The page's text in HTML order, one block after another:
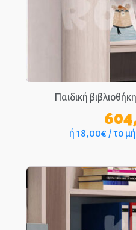
Παιδικά
ΠΑΙΔΙΚΑ
Παιδική
ή 18,00€ / το